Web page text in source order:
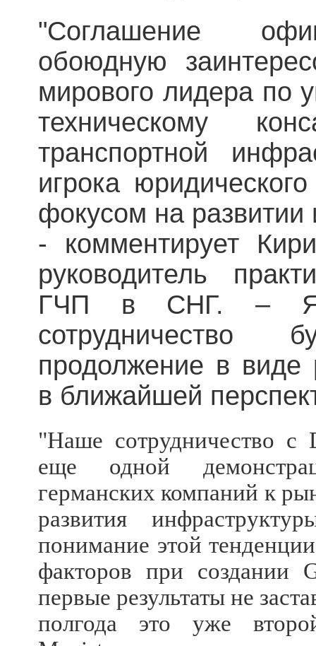
"Соглашение
обоюдную
мирового лидера по
техническому
транспортной
игрока
фокусом на
- комментирует
руководитель
ГЧП в СНГ. – Я
сотрудничество
продолжение в виде
в ближайшей
"Наше сотрудничество с
еще одной
германских компаний к
развития
понимание этой
факторов при
первые результаты не
полгода это уже